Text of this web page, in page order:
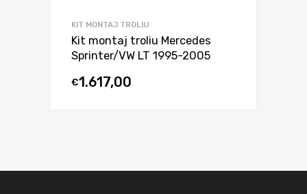
KIT MONTAJ TROLIU
Kit montaj troliu Mercedes
Sprinter/VW LT 1995-2005
€1.617,00